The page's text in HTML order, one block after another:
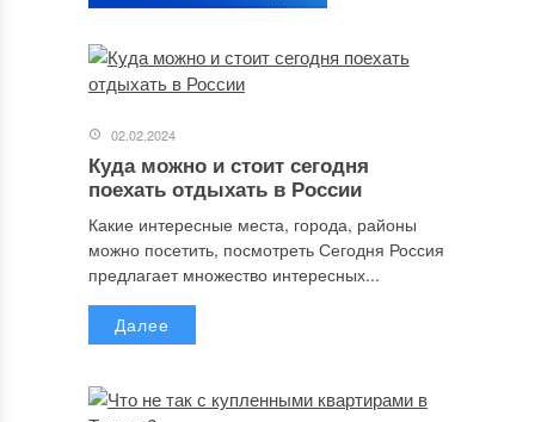
02.02.2024
Куда можно и стоит сегодня
поехать отдыхать в России
Какие интересные места, города, районы
можно посетить, посмотреть Сегодня Россия
предлагает множество интересных...
Далее